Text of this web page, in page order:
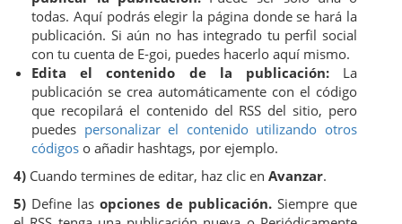
todas. Aquí podrás elegir la página donde se hará la
publicación. Si aún no has integrado tu perfil social
con tu cuenta de E-goi, puedes hacerlo aquí mismo.
Edita el contenido de la publicación:La
publicación se crea automáticamente con el código
que recopilará el contenido del RSS del sitio, pero
puedes personalizar el contenido utilizando otros
códigos o añadir hashtags, por ejemplo.
4) Cuando termines de editar, haz clic en Avanzar.
5) Define lasopciones de publicación. Siempre que